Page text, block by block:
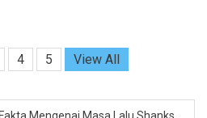
4 5 View All
Mengenai Masa Lalu Shanks...